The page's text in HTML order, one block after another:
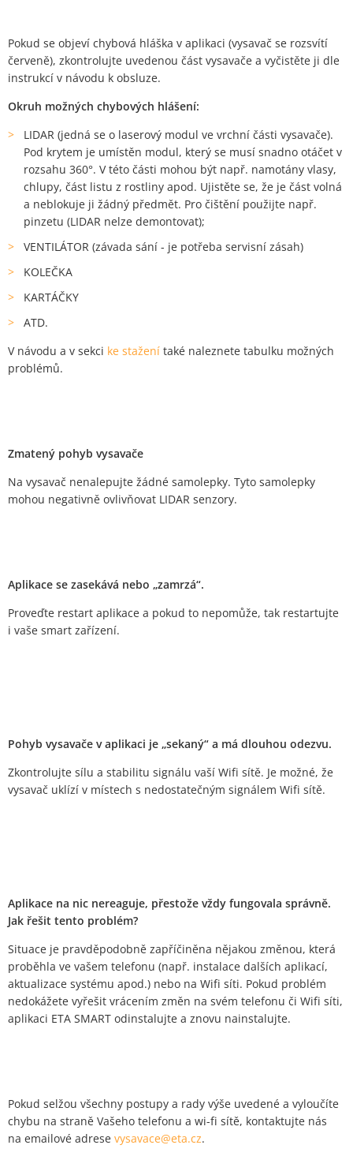
Pokud se objeví chybová hláška v aplikaci (vysavač se rozsvítí
červeně), zkontrolujte uvedenou část vysavače a vyčistěte ji dle
instrukcí v návodu k obsluze.
Okruh možných chybových hlášení:
LIDAR (jedná se o laserový modul ve vrchní části vysavače).
Pod krytem je umístěn modul, který se musí snadno otáčet v
rozsahu 360°. V této části mohou být např. namotány vlasy,
chlupy, část listu z rostliny apod. Ujistěte se, že je část volná
a neblokuje ji žádný předmět. Pro čištění použijte např.
pinzetu (LIDAR nelze demontovat);
VENTILÁTOR (závada sání - je potřeba servisní zásah)
KOLEČKA
KARTÁČKY
ATD.
V návodu a v sekci ke stažení také naleznete tabulku možných
problémů.
Zmatený pohyb vysavače
Na vysavač nenalepujte žádné samolepky. Tyto samolepky
mohou negativně ovlivňovat LIDAR senzory.
Aplikace se zasekává nebo „zamrzá“.
Proveďte restart aplikace a pokud to nepomůže, tak restartujte
i vaše smart zařízení.
Pohyb vysavače v aplikaci je „sekaný“ a má dlouhou odezvu.
Zkontrolujte sílu a stabilitu signálu vaší Wifi sítě. Je možné, že
vysavač uklízí v místech s nedostatečným signálem Wifi sítě.
Aplikace na nic nereaguje, přestože vždy fungovala správně.
Jak řešit tento problém?
Situace je pravděpodobně zapříčiněna nějakou změnou, která
proběhla ve vašem telefonu (např. instalace dalších aplikací,
aktualizace systému apod.) nebo na Wifi síti. Pokud problém
nedokážete vyřešit vrácením změn na svém telefonu či Wifi síti,
aplikaci ETA SMART odinstalujte a znovu nainstalujte.
Pokud selžou všechny postupy a rady výše uvedené a vyloučíte
chybu na straně Vašeho telefonu a wi-fi sítě, kontaktujte nás
na emailové adrese vysavace@eta.cz.